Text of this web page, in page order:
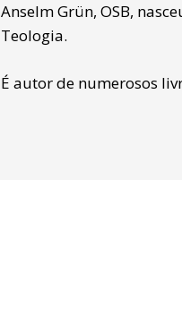
Anselm Grün, OSB,
Teologia.
É autor de numerosos